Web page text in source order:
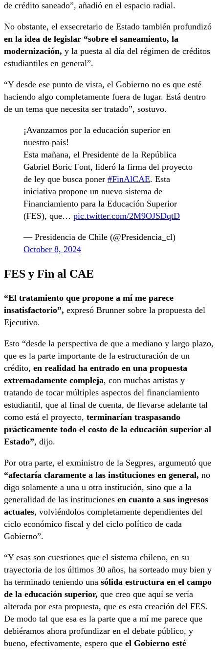
de crédito saneado”, añadió en el espacio radial.
No obstante, el exsecretario de Estado también profundizó
en la idea de legislar “sobre el saneamiento, la
modernización, y la puesta al día del régimen de créditos
estudiantiles en general”.
“Y desde ese punto de vista, el Gobierno no es que esté
haciendo algo completamente fuera de lugar. Está dentro
de un tema que necesita ser tratado”, sostuvo.
¡Avanzamos por la educación superior en
nuestro país!
Esta mañana, el Presidente de la República
Gabriel Boric Font, lideró la firma del proyecto
de ley que busca poner #FinAlCAE. Esta
iniciativa propone un nuevo sistema de
Financiamiento para la Educación Superior
(FES), que… pic.twitter.com/2M9OJSDqtD
— Presidencia de Chile (@Presidencia_cl)
October 8, 2024
FES y Fin al CAE
“El tratamiento que propone a mí me parece
insatisfactorio”, expresó Brunner sobre la propuesta del
Ejecutivo.
Esto “desde la perspectiva de que a mediano y largo plazo,
que es la parte importante de la estructuración de un
crédito, en realidad ha entrado en una propuesta
extremadamente compleja, con muchas artistas y
tratando de tocar múltiples aspectos del financiamiento
estudiantil, que al final de cuenta, de llevarse adelante tal
como está el proyecto, terminarían traspasando
prácticamente todo el costo de la educación superior al
Estado”, dijo.
Por otra parte, el exministro de la Segpres, argumentó que
“afectaría claramente a las instituciones en general, no
digo solamente a una u otra institución, sino que a la
generalidad de las instituciones en cuanto a sus ingresos
actuales, volviéndolos completamente dependientes del
ciclo económico fiscal y del ciclo político de cada
Gobierno”.
“Y esas son cuestiones que el sistema chileno, en su
trayectoria de los últimos 30 años, ha sorteado muy bien y
ha terminado teniendo una sólida estructura en el campo
de la educación superior, que creo que aquí se vería
alterada por esta propuesta, que es esta creación del FES.
De modo tal que esa es la parte que a mí me parece que
debiéramos ahora profundizar en el debate público, y
bueno, efectivamente, espero que el Gobierno esté